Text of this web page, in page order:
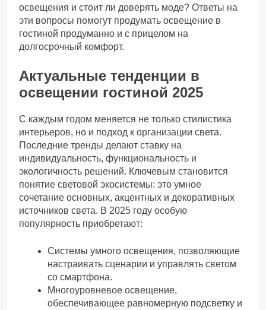
освещения и стоит ли доверять моде? Ответы на
эти вопросы помогут продумать освещение в
гостиной продуманно и с прицелом на
долгосрочный комфорт.
Актуальные тенденции в
освещении гостиной 2025
С каждым годом меняется не только стилистика
интерьеров, но и подход к организации света.
Последние тренды делают ставку на
индивидуальность, функциональность и
экологичность решений. Ключевым становится
понятие световой экосистемы: это умное
сочетание основных, акцентных и декоративных
источников света. В 2025 году особую
популярность приобретают:
Системы умного освещения, позволяющие
настраивать сценарии и управлять светом
со смартфона.
Многоуровневое освещение,
обеспечивающее равномерную подсветку и